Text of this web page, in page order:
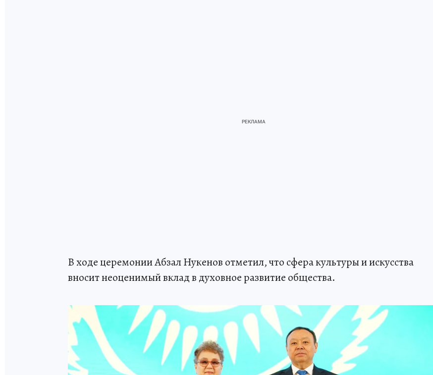
В ходе церемонии Абзал Нукенов отметил, что сфера культуры и искусства
вносит неоценимый вклад в духовное развитие общества.